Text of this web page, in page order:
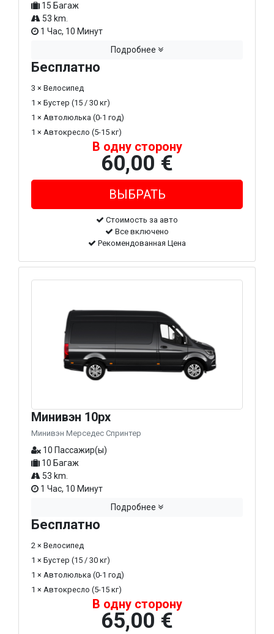
15 Багаж
53 km.
1 Час, 10 Минут
Подробнее
Бесплатно
3 × Велосипед
1 × Бустер (15 / 30 кг)
1 × Автолюлька (0-1 год)
1 × Автокресло (5-15 кг)
В одну сторону
60,00 €
Стоимость за авто
Все включено
Рекомендованная Цена
Минивэн 10px
Минивэн Мерседес Спринтер
10 Пассажир(ы)
10 Багаж
53 km.
1 Час, 10 Минут
Подробнее
Бесплатно
2 × Велосипед
1 × Бустер (15 / 30 кг)
1 × Автолюлька (0-1 год)
1 × Автокресло (5-15 кг)
В одну сторону
65,00 €